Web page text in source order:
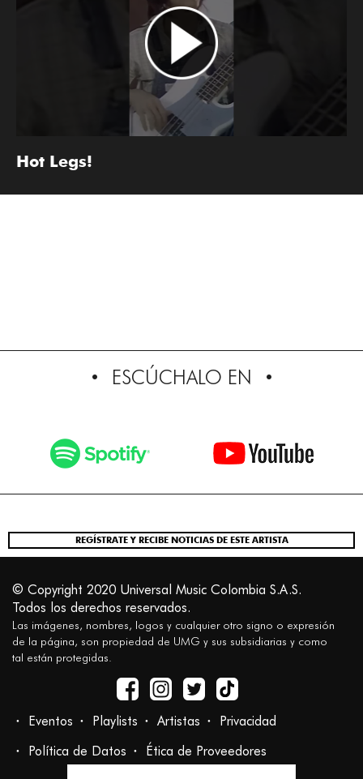
Hot Legs!
ESCÚCHALO EN
REGÍSTRATE Y RECIBE NOTICIAS DE ESTE ARTISTA
© Copyright 2020 Universal Music Colombia S.A.S.
Todos los derechos reservados.
Las imágenes, nombres, logos y cualquier otro signo o expresión
de la página, son propiedad de UMG y sus subsidiarias y como
tal están protegidas.
Eventos Playlists Artistas
Privacidad
Política de Datos
Ética de Proveedores